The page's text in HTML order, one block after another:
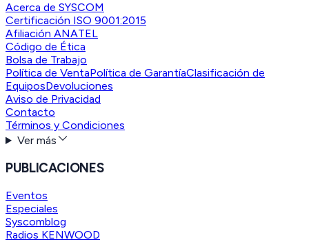
Acerca de SYSCOM
Certificación ISO 9001:2015
Afiliación ANATEL
Código de Ética
Bolsa de Trabajo
Política de VentaPolítica de GarantíaClasificación de
EquiposDevoluciones
Aviso de Privacidad
Contacto
Términos y Condiciones
Ver más
PUBLICACIONES
Eventos
Especiales
Syscomblog
Radios KENWOOD